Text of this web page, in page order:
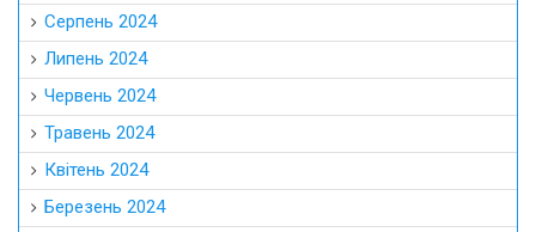
Серпень 2024
Липень 2024
Червень 2024
Травень 2024
Квітень 2024
Березень 2024